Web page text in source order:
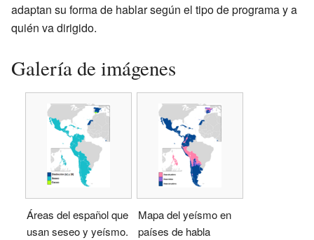
adaptan su forma de hablar según el tipo de programa y a
quién va dirigido.
Galería de imágenes
Áreas del español que
usan seseo y yeísmo.
Mapa del yeísmo en
países de habla